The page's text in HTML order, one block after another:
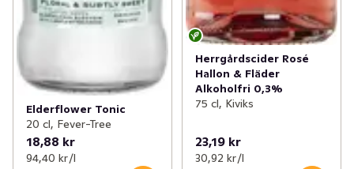
Elderflower Tonic
20 cl, Fever-Tree
18,88 kr
94,40 kr /l
Herrgårdscider Rosé
Hallon & Fläder
Alkoholfri 0,3%
75 cl, Kiviks
23,19 kr
30,92 kr /l